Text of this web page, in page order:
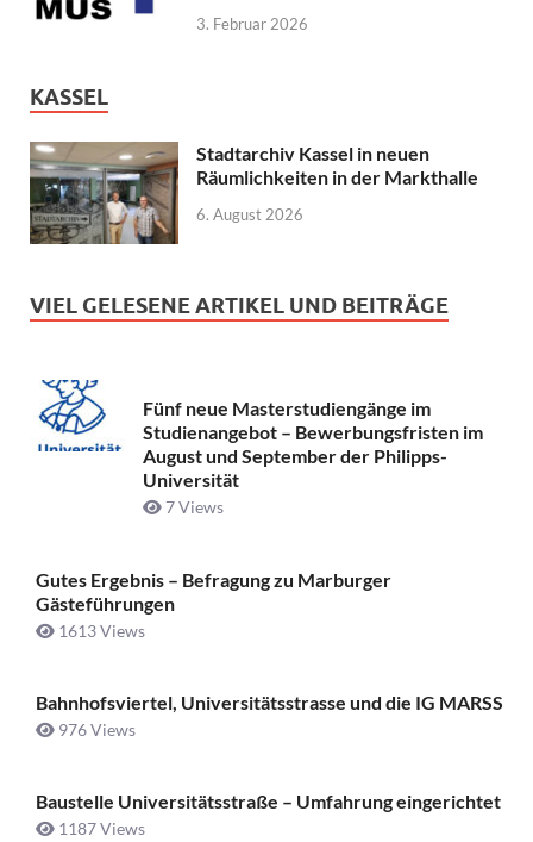
3. Februar 2026
KASSEL
Stadtarchiv Kassel in neuen
Räumlichkeiten in der Markthalle
6. August 2026
VIEL GELESENE ARTIKEL UND BEITRÄGE
Fünf neue Masterstudiengänge im
Studienangebot – Bewerbungsfristen im
August und September der Philipps-
Universität
7 Views
Gutes Ergebnis – Befragung zu Marburger
Gästeführungen
1613 Views
Bahnhofsviertel, Universitätsstrasse und die IG MARSS
976 Views
Baustelle Universitätsstraße ­– Umfahrung eingerichtet
1187 Views